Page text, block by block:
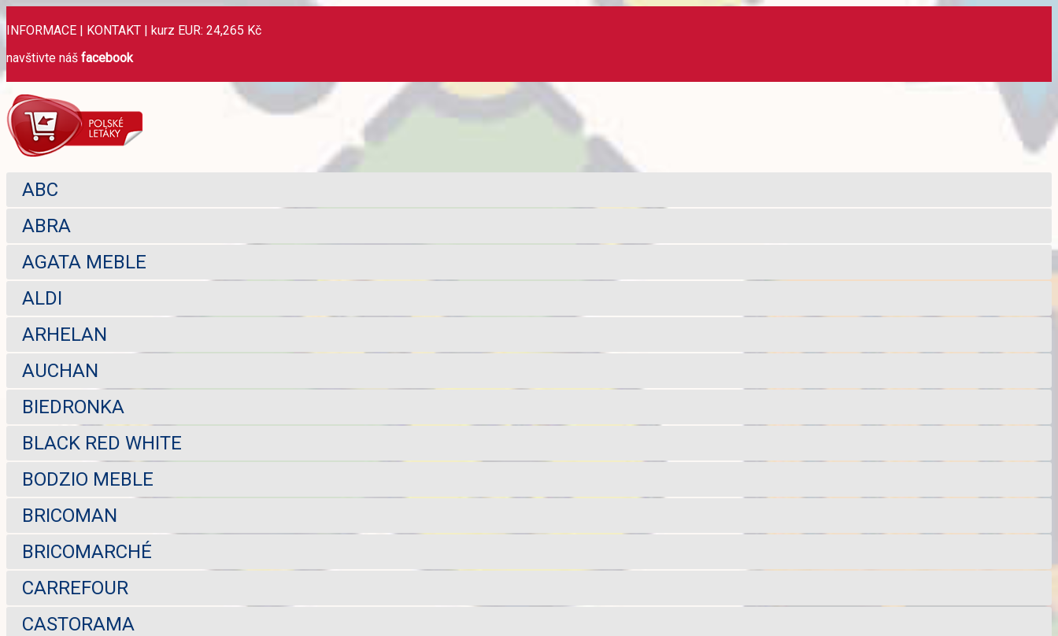
INFORMACE | KONTAKT | kurz EUR: 24,265 Kč
navštivte náš facebook
ABC
ABRA
AGATA MEBLE
ALDI
ARHELAN
AUCHAN
BIEDRONKA
BLACK RED WHITE
BODZIO MEBLE
BRICOMAN
BRICOMARCHÉ
CARREFOUR
CASTORAMA